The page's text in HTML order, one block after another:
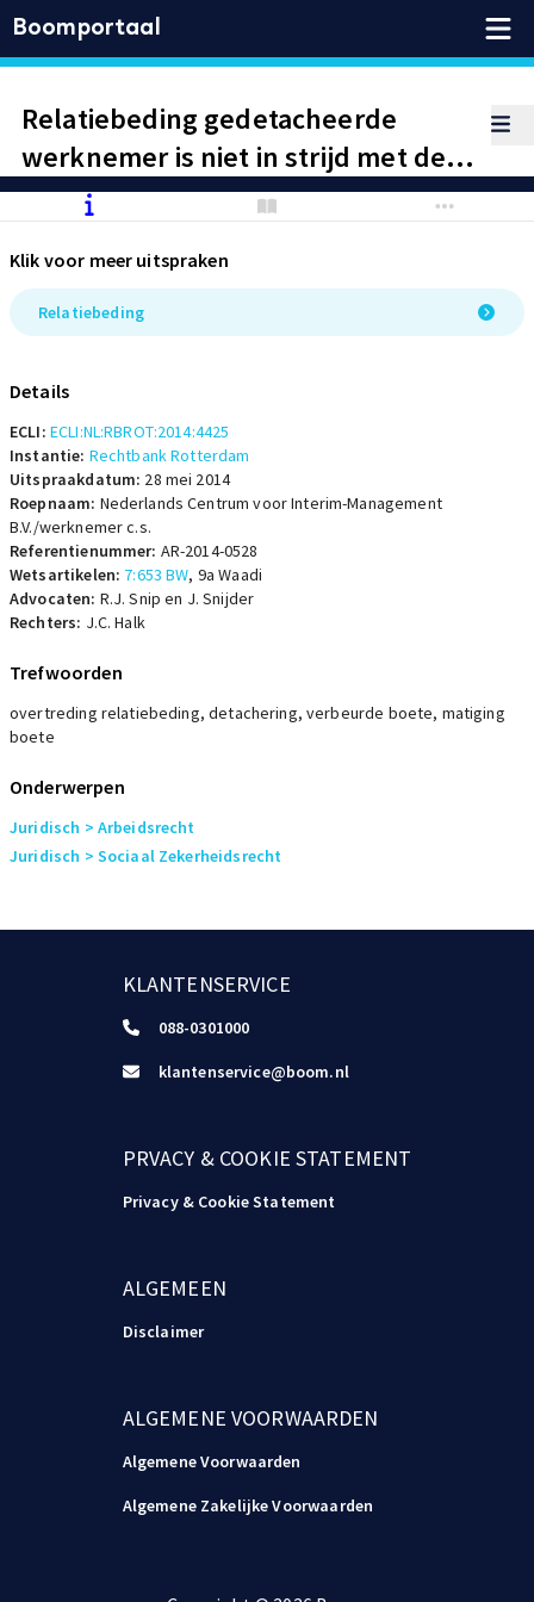
Boomportaal
Relatiebeding gedetacheerde
werknemer is niet in strijd met de
Waadi, nu hij werkzaam is op basis
van een arbeidsovereenkomst voor
onbepaalde tijd. Overtreding
relatiebeding.
Klik voor meer uitspraken
Relatiebeding
Details
ECLI: ECLI:NL:RBROT:2014:4425
Instantie: Rechtbank Rotterdam
Uitspraakdatum: 28 mei 2014
Roepnaam: Nederlands Centrum voor Interim-Management
B.V./werknemer c.s.
Referentienummer: AR-2014-0528
Wetsartikelen: 7:653 BW, 9a Waadi
Advocaten: R.J. Snip en J. Snijder
Rechters: J.C. Halk
Trefwoorden
overtreding relatiebeding, detachering, verbeurde boete, matiging
boete
Onderwerpen
Juridisch > Arbeidsrecht
Juridisch > Sociaal Zekerheidsrecht
KLANTENSERVICE
088-0301000
klantenservice@boom.nl
PRVACY & COOKIE STATEMENT
Privacy & Cookie Statement
ALGEMEEN
Disclaimer
ALGEMENE VOORWAARDEN
Algemene Voorwaarden
Algemene Zakelijke Voorwaarden